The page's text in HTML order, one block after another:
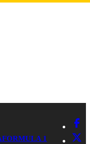
FORMULA 1